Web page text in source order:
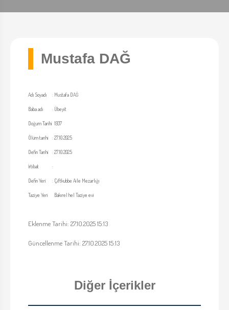
Mustafa DAĞ
Adı Soyadı : Mustafa DAĞ
Baba adı : Übeyit
Doğum Tarihi 1937
Ölüm tarihi :27.10.2025
Defin Tarihi :27.10.2025
İrtibat :
Defin Yeri : Çiftkubbe Aile Mezarlığı
Taziye Yeri Bakırel hel Taziye evi
Eklenme Tarihi: 27.10.2025 15:13
Güncellenme Tarihi: 27.10.2025 15:13
Diğer İçerikler